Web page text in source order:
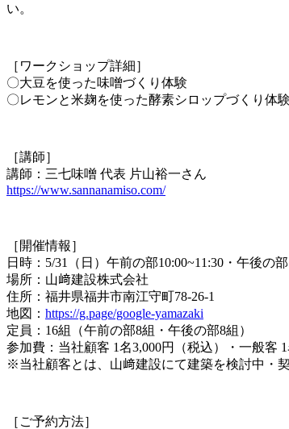
い。
［ワークショップ詳細］
〇大豆を使った味噌づくり体験
〇レモンと米麹を使った酵素シロップづくり体験
［講師］
講師：三七味噌 代表 片山裕一さん
https://www.sannanamiso.com/
［開催情報］
日時：5/31（日）午前の部10:00~11:30・午後の部
場所：山﨑建設株式会社
住所：福井県福井市南江守町78-26-1
地図： https://g.page/google-yamazaki
定員：16組（午前の部8組・午後の部8組）
参加費：当社顧客 1名3,000円（税込）・一般客 1
※当社顧客とは、山﨑建設にて建築を検討中・
［ご予約方法］